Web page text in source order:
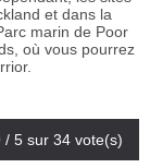
et dans la
marin de Poor
où vous pourrez
/ 5 sur 34 vote(s)